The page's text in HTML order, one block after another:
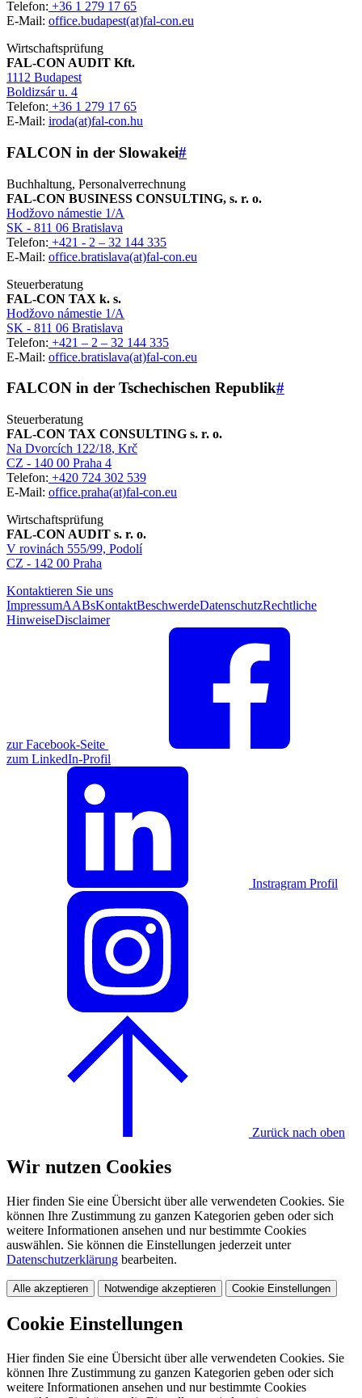
Telefon: +36 1 279 17 65
E-Mail: office.budapest(at)fal-con.eu
Wirtschaftsprüfung
FAL-CON AUDIT Kft.
1112 Budapest
Boldizsár u. 4
Telefon: +36 1 279 17 65
E-Mail: iroda(at)fal-con.hu
FALCON in der Slowakei#
Buchhaltung, Personalverrechnung
FAL-CON BUSINESS CONSULTING, s. r. o.
Hodžovo námestie 1/A
SK - 811 06 Bratislava
Telefon: +421 - 2 – 32 144 335
E-Mail: office.bratislava(at)fal-con.eu
Steuerberatung
FAL-CON TAX k. s.
Hodžovo námestie 1/A
SK - 811 06 Bratislava
Telefon: +421 – 2 – 32 144 335
E-Mail: office.bratislava(at)fal-con.eu
FALCON in der Tschechischen Republik#
Steuerberatung
FAL-CON TAX CONSULTING s. r. o.
Na Dvorcích 122/18, Krč
CZ - 140 00 Praha 4
Telefon: +420 724 302 539
E-Mail: office.praha(at)fal-con.eu
Wirtschaftsprüfung
FAL-CON AUDIT s. r. o.
V rovinách 555/99, Podolí
CZ - 142 00 Praha
Kontaktieren Sie uns
ImpressumAABsKontaktBeschwerdeDatenschutzRechtliche
HinweiseDisclaimer
zur Facebook-Seite
zum LinkedIn-Profil
Instragram Profil
Zurück nach oben
Wir nutzen Cookies
Hier finden Sie eine Übersicht über alle verwendeten Cookies. Sie
können Ihre Zustimmung zu ganzen Kategorien geben oder sich
weitere Informationen ansehen und nur bestimmte Cookies
auswählen. Sie können die Einstellungen jederzeit unter
Datenschutzerklärung bearbeiten.
Alle akzeptieren Notwendige akzeptieren Cookie Einstellungen
Cookie Einstellungen
Hier finden Sie eine Übersicht über alle verwendeten Cookies. Sie
können Ihre Zustimmung zu ganzen Kategorien geben oder sich
weitere Informationen ansehen und nur bestimmte Cookies